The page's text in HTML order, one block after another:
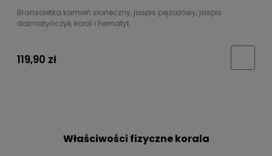
Bransoletka kamień słoneczny, jaspis pejzażowy, jaspis
dalmatyńczyk, koral i hematyt
119,90 zł
Właściwości fizyczne korala